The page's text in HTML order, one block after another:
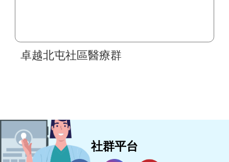
卓越北屯社區醫療群
社群平台